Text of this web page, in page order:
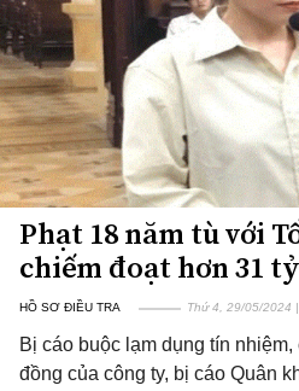
Phạt 18 năm tù với
chiếm đoạt hơn 31
HỒ SƠ ĐIỀU TRA Thứ 4, 29/05/2024
Bị cáo buộc lạm dụng tín
đồng của công ty, bị cáo Quân